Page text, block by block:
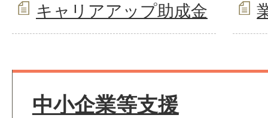
キャリアアップ助成金
中小企業等支援